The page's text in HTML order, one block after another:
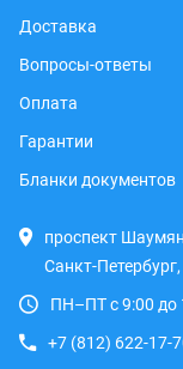
Доставка
Вопросы-ответы
Оплата
Гарантии
Бланки документов
проспект
Санкт-
ПН–ПТ с 9:00 до
+7 (812) 622-17-